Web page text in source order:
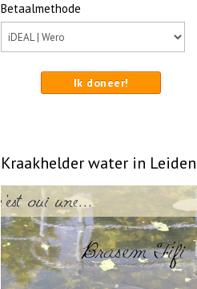
Betaalmethode
Ik doneer!
Kraakhelder water in Leiden